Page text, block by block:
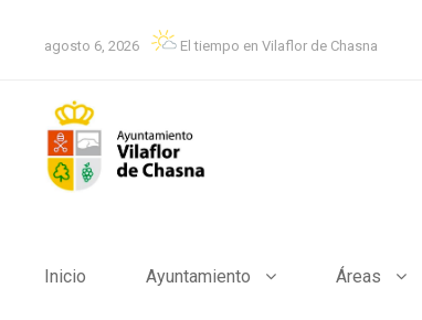
agosto 6, 2026 El tiempo en Vilaflor de Chasna
Inicio Ayuntamiento Áreas